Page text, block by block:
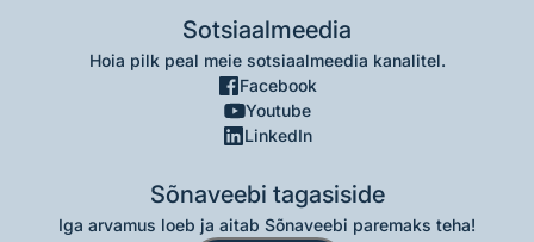
Sotsiaalmeedia
Hoia pilk peal meie sotsiaalmeedia kanalitel.
Facebook
Youtube
LinkedIn
Sõnaveebi tagasiside
Iga arvamus loeb ja aitab Sõnaveebi paremaks teha!